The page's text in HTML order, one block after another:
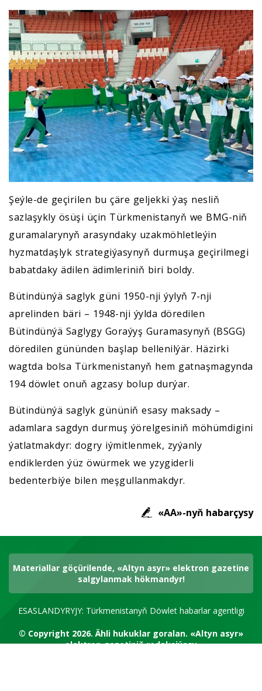
Şeýle-de geçirilen bu çäre geljekki ýaş nesliň
sazlaşykly ösüşi üçin Türkmenistanyň we BMG-niň
guramalarynyň arasyndaky uzakmöhletleýin
hyzmatdaşlyk strategiýasynyň durmuşa geçirilmegi
babatdaky ädilen ädimleriniň biri boldy.
Bütindünýä saglyk güni 1950-nji ýylyň 7-nji
aprelinden bäri – 1948-nji ýylda döredilen
Bütindünýä Saglygy Goraýyş Guramasynyň (BSGG)
döredilen gününden başlap bellenilýär. Häzirki
wagtda bolsa Türkmenistanyň hem gatnaşmagynda
194 döwlet onuň agzasy bolup durýar.
Bütindünýä saglyk gününiň esasy maksady –
adamlara sagdyn durmuş ýörelgesiniň möhümdigini
ýatlatmakdyr: dogry iýmitlenmek, zyýanly
endiklerden ýüz öwürmek we yzygiderli
bedenterbiýe bilen meşgullanmakdyr.
«AA»-nyň habarçysy
Materiallar göçürilende, «Altyn asyr» elektron gazetine
salgylanmak hökmandyr!
ESASLANDYRYJY: Türkmenistanyň Döwlet habarlar agentligi
© Copyright 2026.Ähli hukuklar goralan. «Altyn asyr»
elektron gazetiniň redaksiýasy